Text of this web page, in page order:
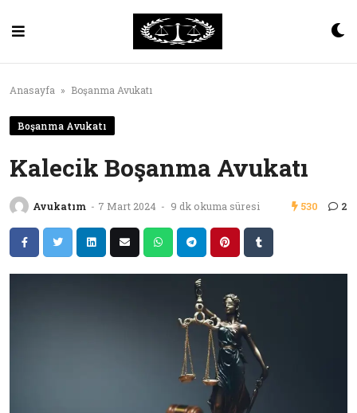
content
Anasayfa » Boşanma Avukatı
Boşanma Avukatı
Kalecik Boşanma Avukatı
Avukatım - 7 Mart 2024 - 9 dk okuma süresi 530 2